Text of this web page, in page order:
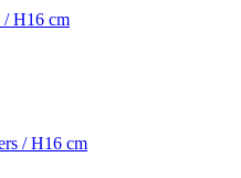
H16 cm
/ H16 cm